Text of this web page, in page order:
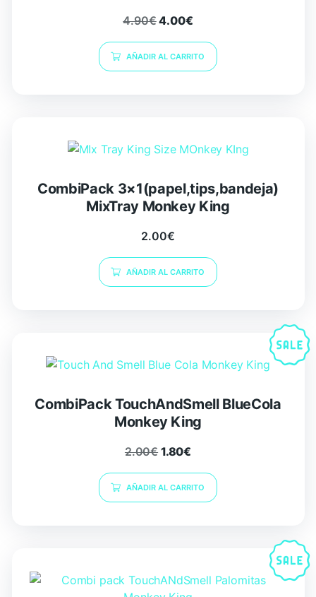
4.90€4.00€
AÑADIR AL CARRITO
CombiPack 3×1(papel,tips,bandeja)
MixTray Monkey King
2.00€
AÑADIR AL CARRITO
CombiPack TouchAndSmell BlueCola
Monkey King
2.00€ 1.80€
AÑADIR AL CARRITO